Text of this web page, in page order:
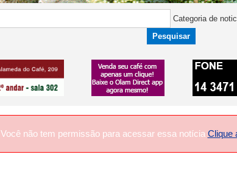
Categoria de
Você não tem permissão para acessar essa notícia Clique